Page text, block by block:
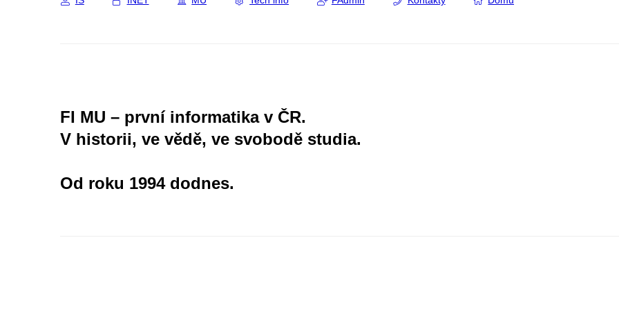
FI MU – první informatika v ČR.
V historii, ve vědě, ve svobodě studia.
Od roku 1994 dodnes.